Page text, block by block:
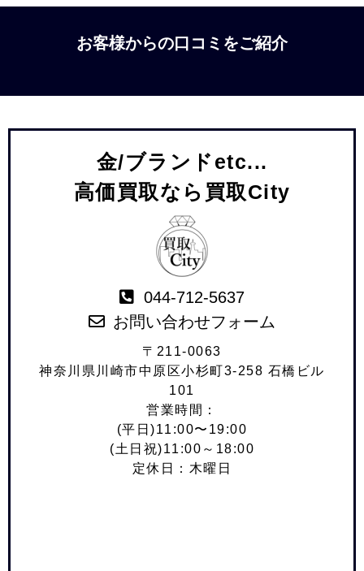
お客様からの口コミをご紹介
金/ブランドetc...
高価買取なら買取City
044-712-5637
お問い合わせフォーム
〒211-0063
神奈川県川崎市中原区小杉町3-258 石橋ビル
101
営業時間：
(平日)11:00〜19:00
(土日祝)11:00～18:00
定休日：木曜日